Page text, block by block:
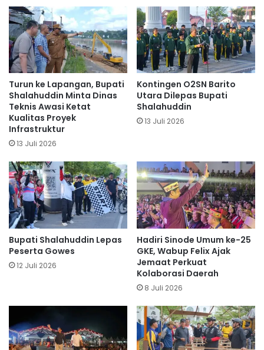
Turun ke Lapangan, Bupati
Shalahuddin Minta Dinas
Teknis Awasi Ketat
Kualitas Proyek
Infrastruktur
13 Juli 2026
Kontingen O2SN Barito
Utara Dilepas Bupati
Shalahuddin
13 Juli 2026
Bupati Shalahuddin Lepas
Peserta Gowes
12 Juli 2026
Hadiri Sinode Umum ke-25
GKE, Wabup Felix Ajak
Jemaat Perkuat
Kolaborasi Daerah
8 Juli 2026